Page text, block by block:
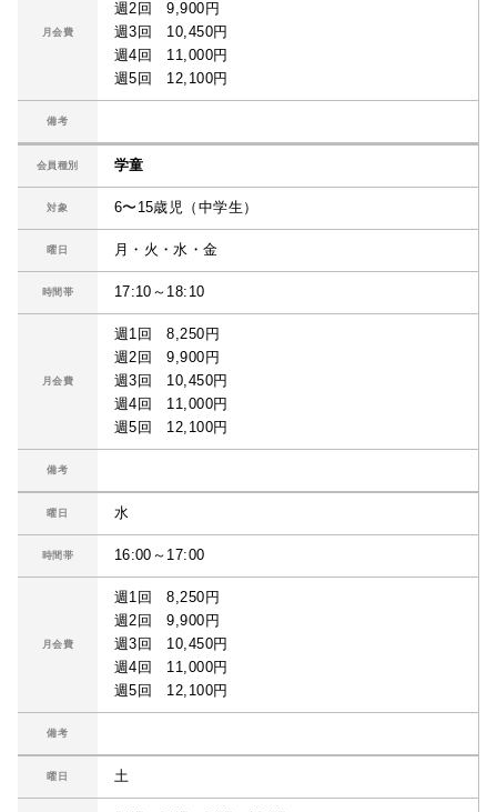
月会費
週2回 9,900円
週3回 10,450円
週4回 11,000円
週5回 12,100円
備考
会員種別 学童
対象 6〜15歳児（中学生）
曜日 月・火・水・金
時間帯 17:10～18:10
月会費
週1回 8,250円
週2回 9,900円
週3回 10,450円
週4回 11,000円
週5回 12,100円
備考
曜日 水
時間帯 16:00～17:00
月会費
週1回 8,250円
週2回 9,900円
週3回 10,450円
週4回 11,000円
週5回 12,100円
備考
曜日 土